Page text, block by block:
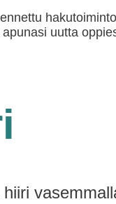
uutta